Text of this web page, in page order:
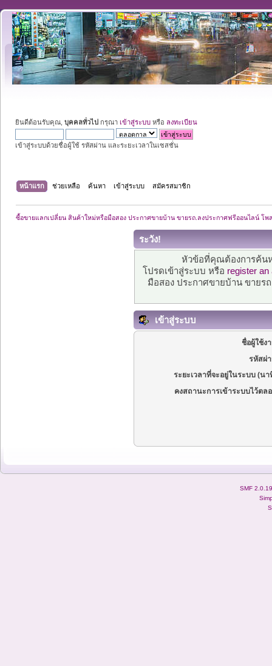
ยินดีต้อนรับคุณ, บุคคลทั่วไป กรุณา เข้าสู่ระบบ หรือ ลงทะเบียน
เข้าสู่ระบบด้วยชื่อผู้ใช้ รหัสผ่าน และระยะเวลาในเซสชั่น
หน้าแรก ช่วยเหลือ ค้นหา เข้าสู่ระบบ สมัครสมาชิก
ซื้อขายแลกเปลี่ยน สินค้าใหม่หรือมือสอง ประกาศขายบ้าน ขายรถ.ลงประกาศฟรีออนไลน์ โ
ระวัง!
หัวข้อที่คุณต้องการค้น
โปรดเข้าสู่ระบบ หรือ register an
มือสอง ประกาศขายบ้าน ขายร
เข้าสู่ระบบ
ชื่อผู้ใช้ง
รหัสผ่
ระยะเวลาที่จะอยู่ในระบบ (นา
คงสถานะการเข้าระบบไว้ตล
SMF 2.0.19